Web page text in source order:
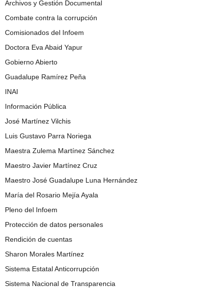
Archivos y Gestión Documental
Combate contra la corrupción
Comisionados del Infoem
Doctora Eva Abaid Yapur
Gobierno Abierto
Guadalupe Ramírez Peña
INAI
Información Pública
José Martínez Vilchis
Luis Gustavo Parra Noriega
Maestra Zulema Martínez Sánchez
Maestro Javier Martínez Cruz
Maestro José Guadalupe Luna Hernández
María del Rosario Mejía Ayala
Pleno del Infoem
Protección de datos personales
Rendición de cuentas
Sharon Morales Martínez
Sistema Estatal Anticorrupción
Sistema Nacional de Transparencia